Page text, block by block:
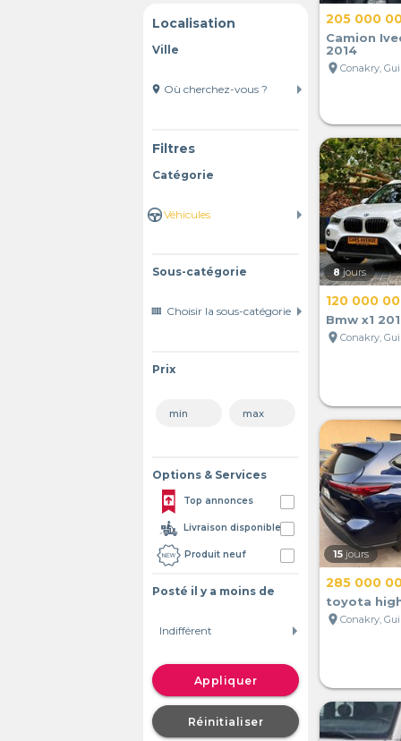
Localisation
Ville
location_on
Filtres
Catégorie
Sous-catégorie
view_comfy
Prix
Options & Services
Top annonces
Livraison disponible
Produit neuf
Posté il y a moins de
Appliquer
Réinitialiser
205 000
Camion
2014
location_on Conakry,
8 jours
120 000
Bmw x1
location_on Conakry,
15 jours
285 000
toyota
location_on Conakry,